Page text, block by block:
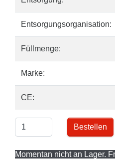
Entsorgungsorganisation:
Füllmenge:
Marke:
CE:
Bestellen
Momentan nicht an Lager.